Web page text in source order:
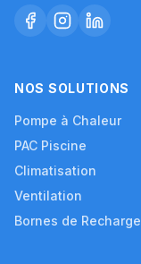
NOS SOLUTIONS
Pompe à Chaleur
PAC Piscine
Climatisation
Ventilation
Bornes de Recharge